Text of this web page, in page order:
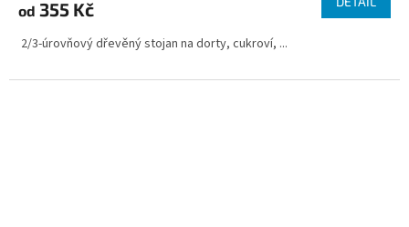
od 355 Kč
2/3-úrovňový dřevěný stojan na dorty, cukroví, ...